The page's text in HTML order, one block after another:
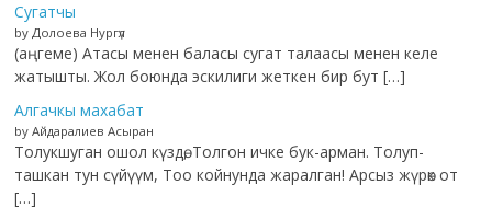
Сугатчы
by Долоева Нургүл
(аңгеме) Атасы менен баласы сугат талаасы менен келе
жатышты. Жол боюнда эскилиги жеткен бир бут […]
Алгачкы махабат
by Айдаралиев Асыран
Толукшуган ошол күздө, Толгон ичке бук-арман. Толуп-
ташкан тун сүйүүм, Тоо койнунда жаралган! Арсыз жүрөк от
[…]